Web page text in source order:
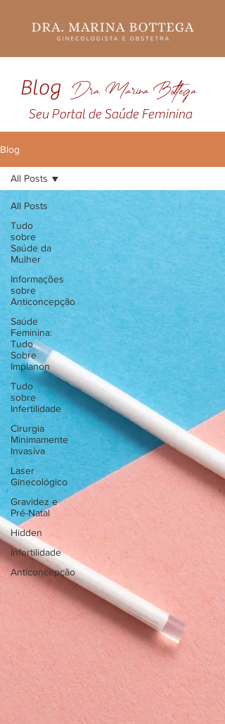
Blog Dra. Marina Bottega
Seu Portal de Saúde Feminina
Blog
All Posts
Tudo
sobre
Saúde da
Mulher
Informações
sobre
Anticoncepção
Saúde
Feminina:
Tudo
Sobre
Implanon
Tudo
sobre
Infertilidade
Cirurgia
Minimamente
Invasiva
Laser
Ginecológico
Gravidez e
Pré-Natal
Hidden
Infertilidade
Anticoncepção
All Posts